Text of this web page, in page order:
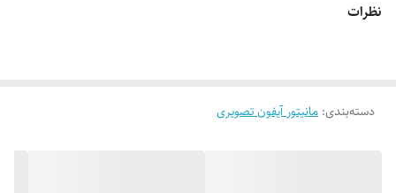
نظرات
دسته‌بندی: مانیتور آیفون تصویری